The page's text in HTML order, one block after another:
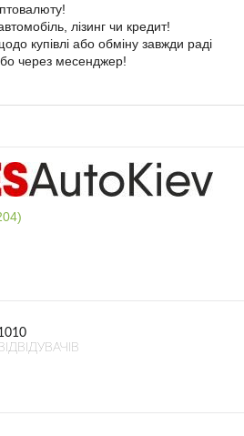
лізинг чи кредит!
купівлі або обміну завжди раді
через месенджер!
ВІДВІДУВАЧІВ